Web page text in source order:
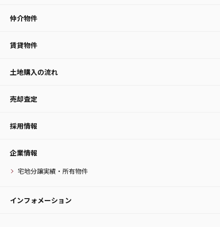
仲介物件
賃貸物件
土地購入の流れ
売却査定
採用情報
企業情報
宅地分譲実績・所有物件
インフォメーション